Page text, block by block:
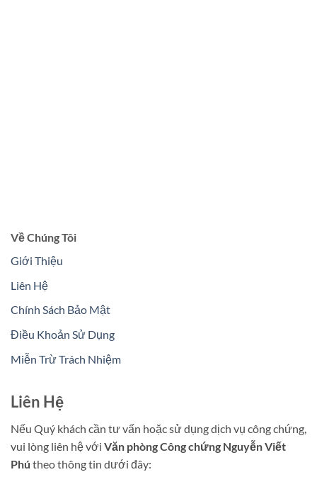
Về Chúng Tôi
Giới Thiệu
Liên Hệ
Chính Sách Bảo Mật
Điều Khoản Sử Dụng
Miễn Trừ Trách Nhiệm
Liên Hệ
Nếu Quý khách cần tư vấn hoặc sử dụng dịch vụ công chứng,
vui lòng liên hệ với Văn phòng Công chứng Nguyễn Viết
Phú theo thông tin dưới đây: